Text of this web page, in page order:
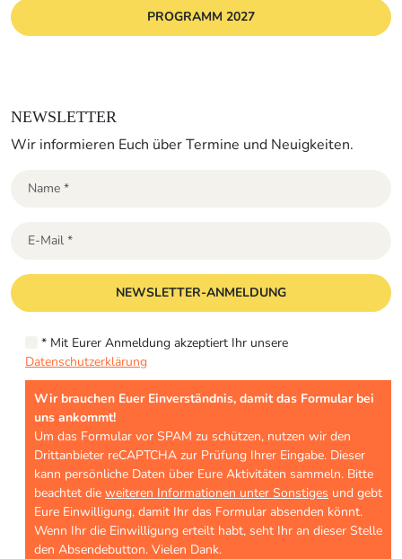
PROGRAMM 2027
NEWSLETTER
Wir informieren Euch über Termine und Neuigkeiten.
* Mit Eurer Anmeldung akzeptiert Ihr unsere
Datenschutzerklärung
Wir brauchen Euer Einverständnis, damit das Formular bei
uns ankommt!
Um das Formular vor SPAM zu schützen, nutzen wir den
Drittanbieter reCAPTCHA zur Prüfung Ihrer Eingabe. Dieser
kann persönliche Daten über Eure Aktivitäten sammeln. Bitte
beachtet die weiteren Informationen unter Sonstiges und gebt
Eure Einwilligung, damit Ihr das Formular absenden könnt.
Wenn Ihr die Einwilligung erteilt habt, seht Ihr an dieser Stelle
den Absendebutton. Vielen Dank.